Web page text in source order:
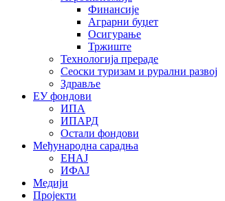
Финансије
Аграрни буџет
Осигурање
Тржиште
Технологија прераде
Сеоски туризам и рурални развој
Здравље
ЕУ фондови
ИПА
ИПАРД
Остали фондови
Међународна сарадња
ЕНАЈ
ИФАЈ
Медији
Пројекти